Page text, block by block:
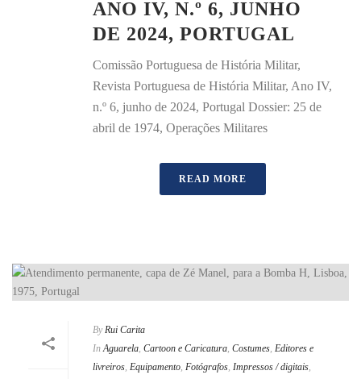
ANO IV, N.º 6, JUNHO
DE 2024, PORTUGAL
Comissão Portuguesa de História Militar,
Revista Portuguesa de História Militar, Ano IV,
n.º 6, junho de 2024, Portugal Dossier: 25 de
abril de 1974, Operações Militares
READ MORE
By Rui Carita
In Aguarela, Cartoon e Caricatura, Costumes, Editores e
livreiros, Equipamento, Fotógrafos, Impressos / digitais,